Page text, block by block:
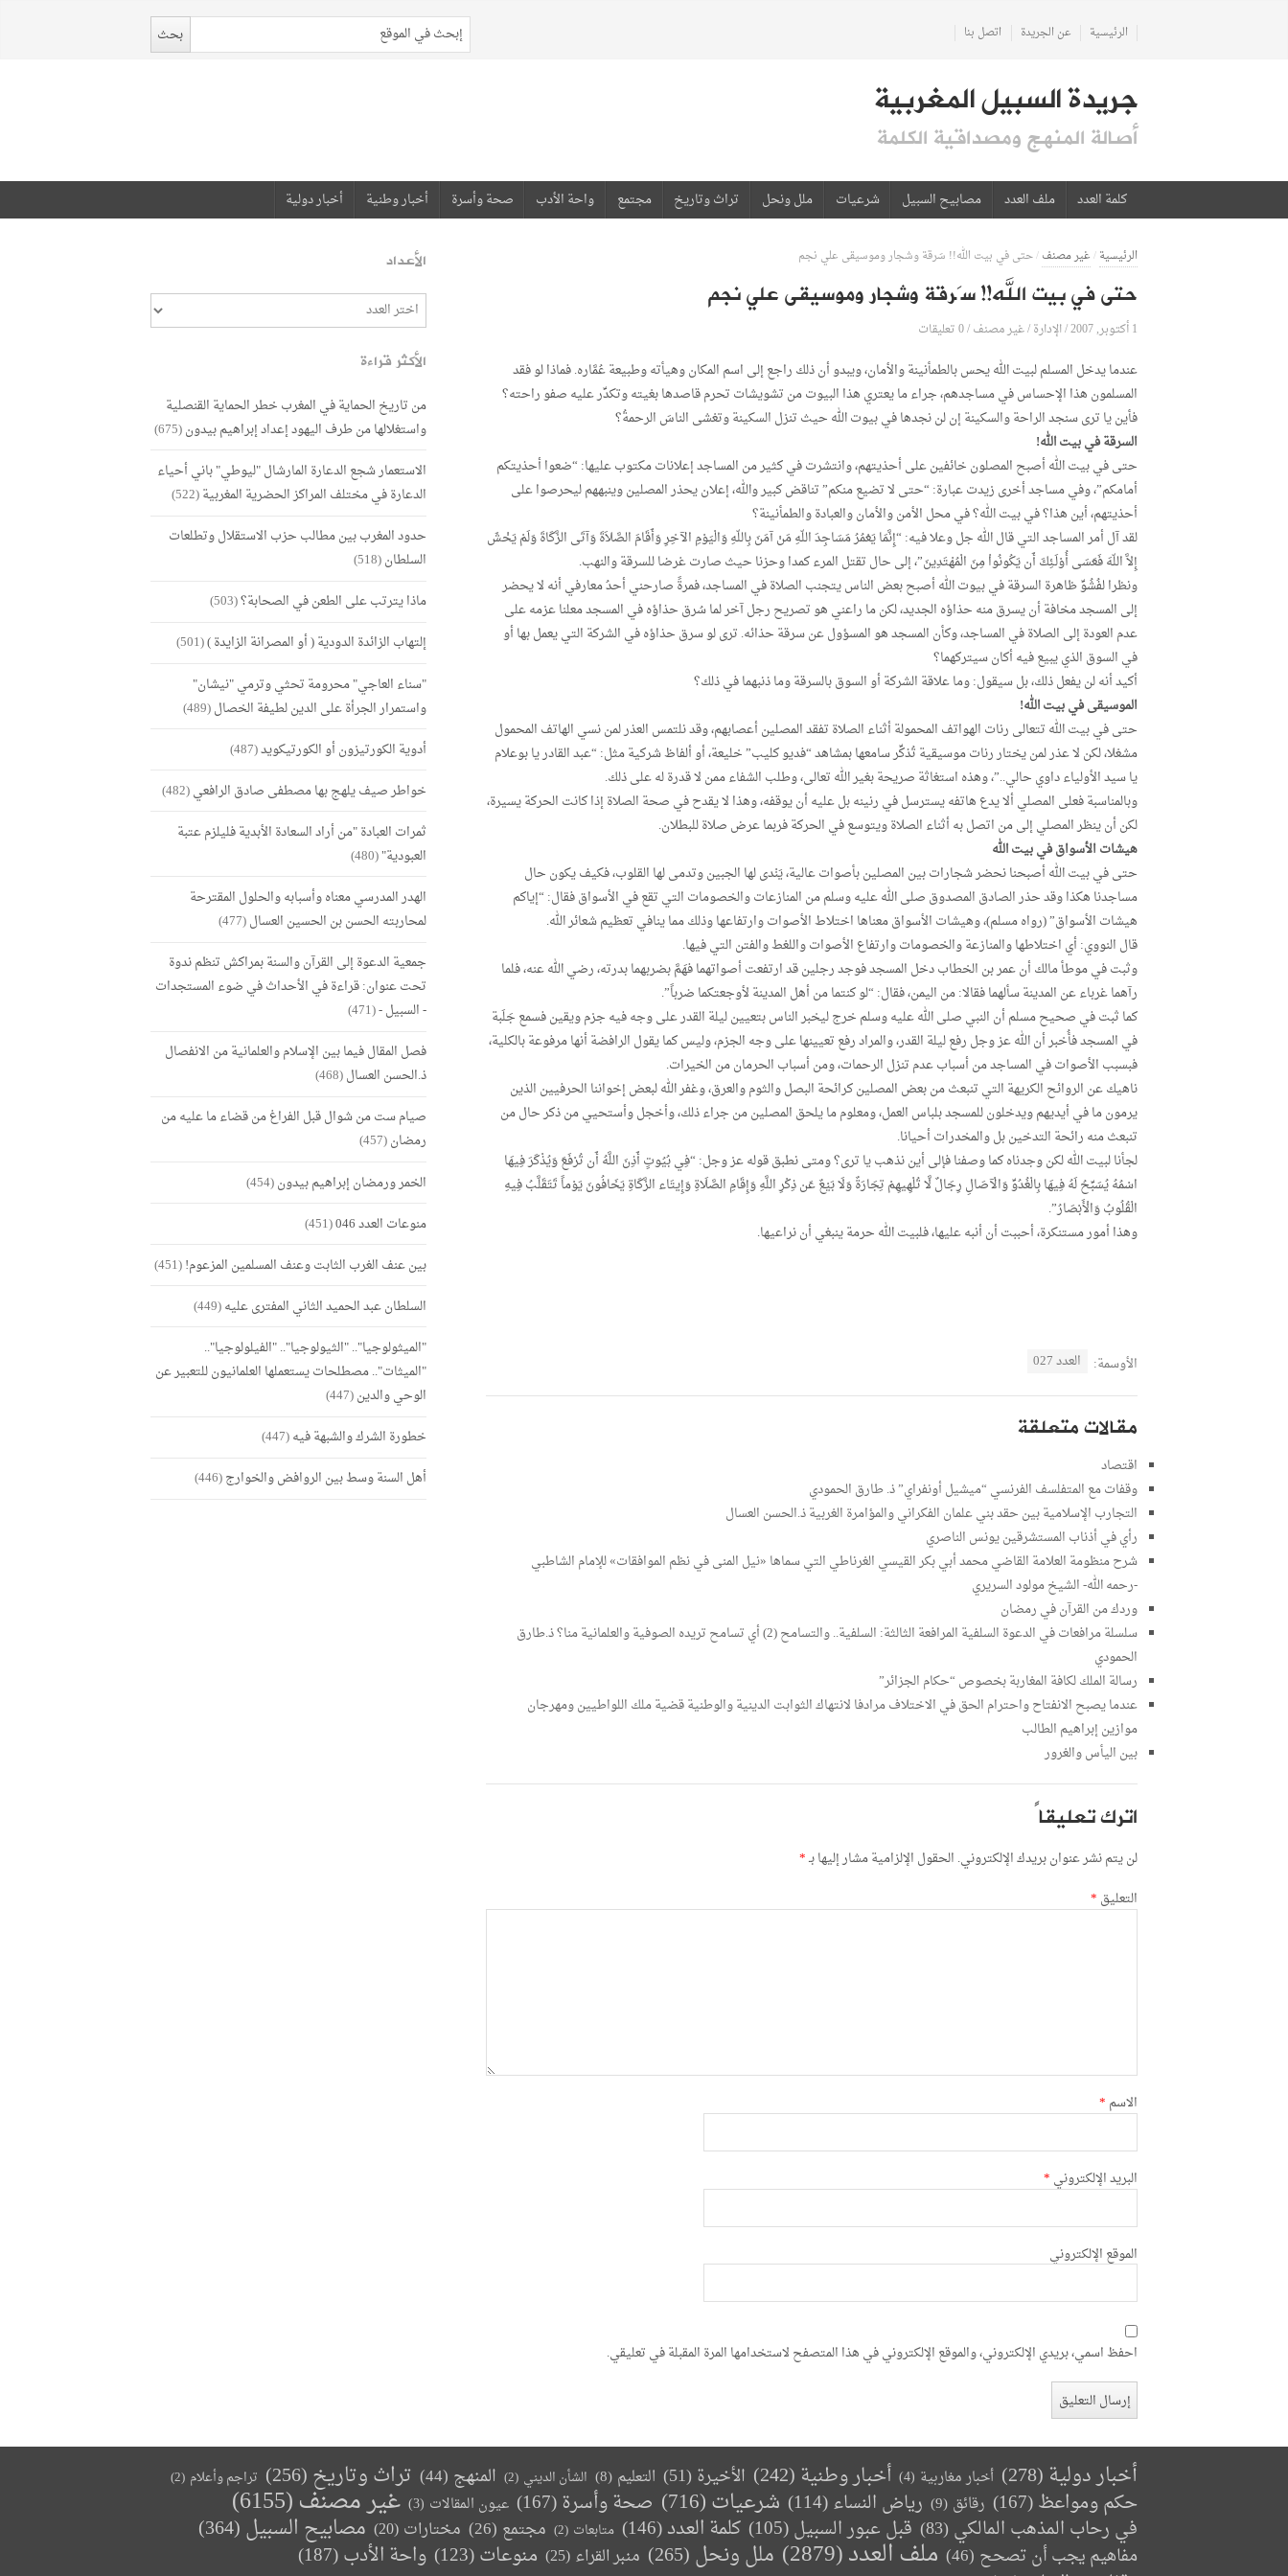
الرئيسية عن الجريدة اتصل بنا
جريدة السبيل المغربية
أصالة المنهج ومصداقية الكلمة
كلمة العدد ملف العدد مصابيح السبيل شرعيات ملل ونحل تراث وتاريخ مجتمع واحة الأدب صحة وأسرة أخبار وطنية أخبار دولية
الرئيسية/غير مصنف/حتى في بيت الله!! سَرقة وشجار وموسيقى علي نجم
حتى في بيت الله!! سَرقة وشجار وموسيقى علي نجم
1 أكتوبر, 2007 /الإدارة/غير مصنف/0 تعليقات
عندما يدخل المسلم لبيت الله يحس بالطمأنينة والأمان، ويبدو أن ذلك راجع إلى اسم المكان وهيأته وطبيعة عُمَّاره. فماذا لو فقد
المسلمون هذا الإحساس في مساجدهم، جراء ما يعتري هذا البيوت من تشويشات تحرم قاصدها بغيته وتكدِّر عليه صفو راحته؟
فأين يا ترى سنجد الراحة والسكينة إن لن نجدها في بيوت الله حيث تنزل السكينة وتغشى الناسَ الرحمةُ؟
السرقة في بيت الله!
حتى في بيت الله أصبح المصلون خائفين على أحذيتهم، وانتشرت في كثير من المساجد إعلانات مكتوب عليها: “ضعوا أحذيتكم
أمامكم”، وفي مساجد أخرى زيدت عبارة: “حتى لا تضيع منكم” تناقض كبير والله، إعلان يحذر المصلين وينبههم ليحرصوا على
أحذيتهم، أين هذا؟ في بيت الله؟ في محل الأمن والأمان والعبادة والطمأنينة؟
لقد آل أمر المساجد التي قال الله جل وعلا فيه: “إِنَّمَا يَعْمُرُ مَسَاجِدَ اللّهِ مَنْ آمَنَ بِاللّهِ وَالْيَوْمِ الآخِرِ وَأَقَامَ الصَّلاَةَ وَآتَى الزَّكَاةَ وَلَمْ يَخْشَ
إِلاَّ اللّهَ فَعَسَى أُوْلَـئِكَ أَن يَكُونُواْ مِنَ الْمُهْتَدِينَ”، إلى حال تقتل المرء كمدا وحزنا حيث صارت غرضا للسرقة والنهب.
ونظرا لفُشُوِّ ظاهرة السرقة في بيوت الله أصبح بعض الناس يتجنب الصلاة في المساجد، فمرةً صارحني أحدُ معارفي أنه لا يحضر
إلى المسجد مخافة أن يسرق منه حذاؤه الجديد، لكن ما راعني هو تصريح رجل آخر لما سُرق حذاؤه في المسجد معلنا عزمه على
عدم العودة إلى الصلاة في المساجد، وكأن المسجد هو المسؤول عن سرقة حذائه. ترى لو سرق حذاؤه في الشركة التي يعمل بها أو
في السوق الذي يبيع فيه أكان سيتركهما؟
أكيد أنه لن يفعل ذلك، بل سيقول: وما علاقة الشركة أو السوق بالسرقة وما ذنبهما في ذلك؟
الموسيقى في بيت الله!
حتى في بيت الله تتعالى رنات الهواتف المحمولة أثناء الصلاة تفقد المصلين أعصابهم، وقد نلتمس العذر لمن نسي الهاتف المحمول
مشغلا، لكن لا عذر لمن يختار رنات موسيقية تُذكِّر سامعها بمشاهد “فديو كليب” خليعة، أو ألفاظ شركية مثل: “عبد القادر يا بوعلام
يا سيد الأولياء داوي حالي..”، وهذه استغاثة صريحة بغير الله تعالى، وطلب الشفاء ممن لا قدرة له على ذلك.
وبالمناسبة فعلى المصلي ألا يدع هاتفه يسترسل في رنينه بل عليه أن يوقفه، وهذا لا يقدح في صحة الصلاة إذا كانت الحركة يسيرة،
لكن أن ينظر المصلي إلى من اتصل به أثناء الصلاة ويتوسع في الحركة فربما عرض صلاة للبطلان.
هيشات الأسواق في بيت الله
حتى في بيت الله أصبحنا نحضر شجارات بين المصلين بأصوات عالية، يَنْدى لها الجبين وتدمى لها القلوب، فكيف يكون حال
مساجدنا هكذا وقد حذر الصادق المصدوق صلى الله عليه وسلم من المنازعات والخصومات التي تقع في الأسواق فقال: “إياكم
هيشات الأسواق” (رواه مسلم)، وهيشات الأسواق معناها اختلاط الأصوات وارتفاعها وذلك مما ينافي تعظيم شعائر الله.
قال النووي: أي اختلاطها والمنازعة والخصومات وارتفاع الأصوات واللغط والفتن التي فيها.
وثبت في موطأ مالك أن عمر بن الخطاب دخل المسجد فوجد رجلين قد ارتفعت أصواتهما فهَمَّ بضربهما بدرته، رضي الله عنه، فلما
رآهما غرباء عن المدينة سألهما فقالا: من اليمن، فقال: “لو كنتما من أهل المدينة لأوجعتكما ضرباً”.
كما ثبت في صحيح مسلم أن النبي صلى الله عليه وسلم خرج ليخبر الناس بتعيين ليلة القدر على وجه فيه جزم ويقين فسمع جَلَبة
في المسجد فأُخبر أن الله عز وجل رفع ليلة القدر، والمراد رفع تعيينها على وجه الجزم، وليس كما يقول الرافضة أنها مرفوعة بالكلية،
فبسبب الأصوات في المساجد من أسباب عدم تنزل الرحمات، ومن أسباب الحرمان من الخيرات.
ناهيك عن الروائح الكريهة التي تنبعث من بعض المصلين كرائحة البصل والثوم والعرق، وغفر الله لبعض إخواننا الحرفيين الذين
يرمون ما في أيديهم ويدخلون للمسجد بلباس العمل، ومعلوم ما يلحق المصلين من جراء ذلك، وأخجل وأستحيي من ذكر حال من
تنبعث منه رائحة التدخين بل والمخدرات أحيانا.
لجأنا لبيت الله لكن وجدناه كما وصفنا فإلى أين نذهب يا ترى؟ ومتى نطبق قوله عز وجل: “فِي بُيُوتٍ أَذِنَ اللَّهُ أَن تُرْفَعَ وَيُذْكَرَ فِيهَا
اسْمُهُ يُسَبِّحُ لَهُ فِيهَا بِالْغُدُوِّ وَالْآصَالِ رِجَالٌ لَّا تُلْهِيهِمْ تِجَارَةٌ وَلَا بَيْعٌ عَن ذِكْرِ اللَّهِ وَإِقَامِ الصَّلَاةِ وَإِيتَاء الزَّكَاةِ يَخَافُونَ يَوْماً تَتَقَلَّبُ فِيهِ
الْقُلُوبُ وَالْأَبْصَارُ”.
وهذا أمور مستنكرة، أحببت أن أنبه عليها، فلبيت الله حرمة ينبغي أن نراعيها.
الأوسمة: العدد 027
مقالات متعلقة
اقتصاد
وقفات مع المتفلسف الفرنسي “ميشيل أونفراي” ذ. طارق الحمودي
التجارب الإسلامية بين حقد بني علمان الفكراني والمؤامرة الغربية ذ.الحسن العسال
رأي في أذناب المستشرقين يونس الناصري
شرح منظومة العلامة القاضي محمد أبي بكر القيسي الغرناطي التي سماها «نيل المنى في نظم الموافقات» للإمام الشاطبي
-رحمه الله- الشيخ مولود السريري
وردك من القرآن في رمضان
سلسلة مرافعات في الدعوة السلفية المرافعة الثالثة: السلفية.. والتسامح (2) أي تسامح تريده الصوفية والعلمانية منا؟ ذ.طارق
الحمودي
رسالة الملك لكافة المغاربة بخصوص “حكام الجزائر”
عندما يصبح الانفتاح واحترام الحق في الاختلاف مرادفا لانتهاك الثوابت الدينية والوطنية قضية ملك اللواطيين ومهرجان
موازين إبراهيم الطالب
بين اليأس والغرور
اترك تعليقاً
لن يتم نشر عنوان بريدك الإلكتروني. الحقول الإلزامية مشار إليها بـ*
التعليق *
الاسم *
البريد الإلكتروني *
الموقع الإلكتروني
احفظ اسمي، بريدي الإلكتروني، والموقع الإلكتروني في هذا المتصفح لاستخدامها المرة المقبلة في تعليقي.
الأعداد
الأكثر قراءة
من تاريخ الحماية في المغرب خطر الحماية القنصلية
واستغلالها من طرف اليهود إعداد إبراهيم بيدون(675)
الاستعمار شجع الدعارة المارشال "ليوطي" باني أحياء
الدعارة في مختلف المراكز الحضرية المغربية(522)
حدود المغرب بين مطالب حزب الاستقلال وتطلعات
السلطان(518)
ماذا يترتب على الطعن في الصحابة؟(503)
إلتهاب الزائدة الدودية ( أو المصرانة الزايدة )(501)
"سناء العاجي" محرومة تحثي وترمي "نيشان"
واستمرار الجرأة على الدين لطيفة الخصال(489)
أدوية الكورتيزون أو الكورتيكويد(487)
خواطر صيف يلهج بها مصطفى صادق الرافعي(482)
ثمرات العبادة "من أراد السعادة الأبدية فليلزم عتبة
العبودية"(480)
الهدر المدرسي معناه وأسبابه والحلول المقترحة
لمحاربته الحسن بن الحسين العسال(477)
جمعية الدعوة إلى القرآن والسنة بمراكش تنظم ندوة
تحت عنوان: قراءة في الأحداث في ضوء المستجدات
- السبيل -(471)
فصل المقال فيما بين الإسلام والعلمانية من الانفصال
ذ.الحسن العسال(468)
صيام ست من شوال قبل الفراغ من قضاء ما عليه من
رمضان(457)
الخمر ورمضان إبراهيم بيدون(454)
منوعات العدد 046
(451)
بين عنف الغرب الثابت وعنف المسلمين المزعوم!(451)
السلطان عبد الحميد الثاني المفترى عليه(449)
"الميثولوجيا".. "الثيولوجيا".. "الفيلولوجيا"..
"الميثات".. مصطلحات يستعملها العلمانيون للتعبير عن
الوحي والدين(447)
خطورة الشرك والشبهة فيه(447)
أهل السنة وسط بين الروافض والخوارج(446)
أخبار دولية (278) أخبار مغاربية (4) أخبار وطنية(242) الأخيرة (51) التعليم (8) الشأن الديني (2) المنهج (44) تراث وتاريخ(256) تراجم وأعلام (2)
حكم ومواعظ(167) رقائق (9) رياض النساء(114) شرعيات(716) صحة وأسرة(167) عيون المقالات (3) غير مصنف(6155)
في رحاب المذهب المالكي (83) قبل عبور السبيل(105) كلمة العدد(146) متابعات (2) مجتمع (26) مختارات (20) مصابيح السبيل(364)
مفاهيم يجب أن تصحح (46) ملف العدد(2879) ملل ونحل(265) منبر القراء(25) منوعات(123) واحة الأدب(187)